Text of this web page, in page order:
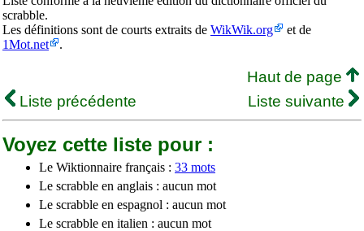
scrabble.
Les définitions sont de courts extraits de WikWik.org
et de
1Mot.net
.
Haut de page
Liste précédente
Liste suivante
Voyez cette liste pour :
Le Wiktionnaire français : 33 mots
Le scrabble en anglais : aucun mot
Le scrabble en espagnol : aucun mot
Le scrabble en italien : aucun mot